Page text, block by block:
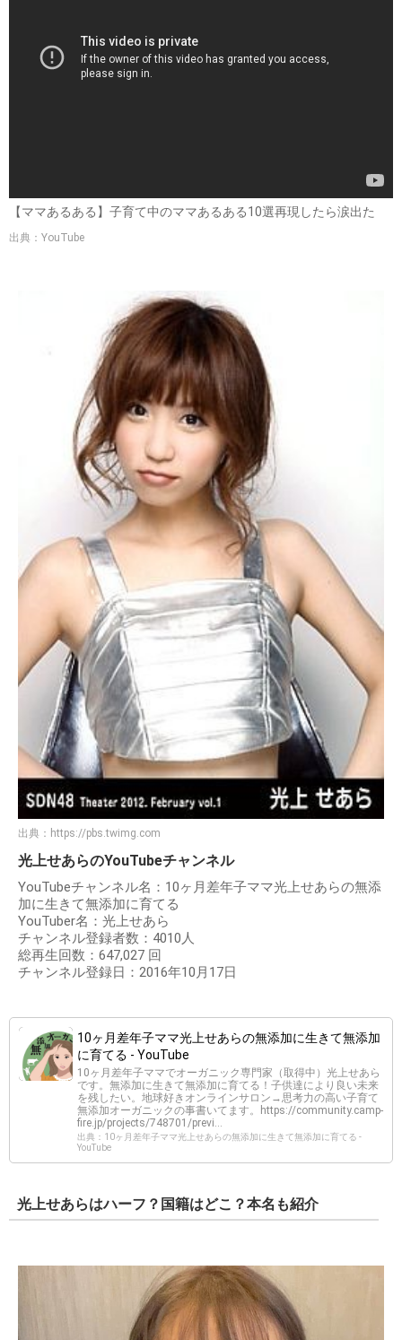
【ママあるある】子育て中のママあるある10選再現したら涙出た
出典：YouTube
出典： https://pbs.twimg.com
光上せあらのYouTubeチャンネル
YouTubeチャンネル名：10ヶ月差年子ママ光上せあらの無添
加に生きて無添加に育てる
YouTuber名：光上せあら
チャンネル登録者数：4010人
総再生回数：647,027 回
チャンネル登録日：2016年10月17日
10ヶ月差年子ママ光上せあらの無添加に生きて無添加
に育てる - YouTube
10ヶ月差年子ママでオーガニック専門家（取得中）光上せあら
です。無添加に生きて無添加に育てる！子供達により良い未来
を残したい。地球好きオンラインサロン→思考力の高い子育て
無添加オーガニックの事書いてます。https://community.camp-
fire.jp/projects/748701/previ...
出典：10ヶ月差年子ママ光上せあらの無添加に生きて無添加に育てる -
YouTube
光上せあらはハーフ？国籍はどこ？本名も紹介